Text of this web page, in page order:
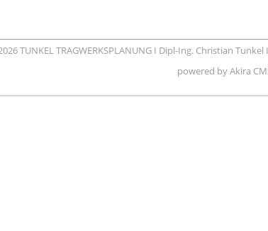
TUNKEL TRAGWERKSPLANUNG I Dipl-Ing. Christian
powered byAkira